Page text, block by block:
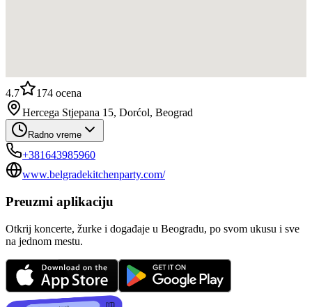
4.7 174 ocena
Hercega Stjepana 15, Dorćol, Beograd
Radno vreme
+381643985960
www.belgradekitchenparty.com/
Preuzmi aplikaciju
Otkrij koncerte, žurke i događaje u Beogradu, po svom ukusu i sve
na jednom mestu.